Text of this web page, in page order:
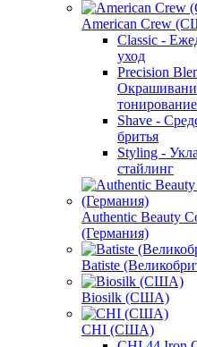
American Crew
Classic -
уход
Precision
тонирование
Shave -
бритья
Styling -
стайлинг
Authentic Beauty
(Германия)
Batiste
Biosilk (США)
CHI (США)